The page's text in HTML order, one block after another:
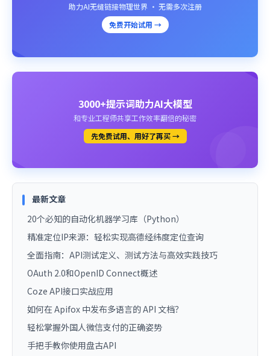
助力AI无缝链接物理世界 · 无需多次注册
免费开始试用 →
3000+提示词助力AI大模型
和专业工程师共享工作效率翻倍的秘密
先免费试用、用好了再买 →
最新文章
20个必知的自动化机器学习库（Python）
精准定位IP来源：轻松实现高德经纬度定位查询
全面指南：API测试定义、测试方法与高效实践技巧
OAuth 2.0和OpenID Connect概述
Coze API接口实战应用
如何在 Apifox 中发布多语言的 API 文档？
轻松掌握外国人微信支付的正确姿势
手把手教你使用盘古API